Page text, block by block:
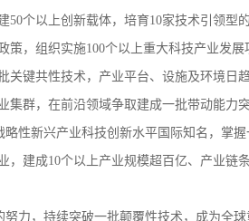
50个以上创新载体，培育10家技术引领
策，组织实施100个以上重大科技产业发
关键共性技术，产业平台、设施及环境日
集群，在前沿领域争取建成一批带动能力
性新兴产业科技创新水平国际知名，掌
，建成10个以上产业规模超百亿、产业
力，持续突破一批颠覆性技术，成为全